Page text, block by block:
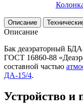
Описание
Описание
Бак деаэраторный
ГОСТ 16860-88
составной частью
ДА-15/4.
Устройство